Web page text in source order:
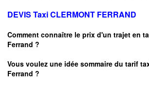
DEVIS Taxi CLERMONT FERRAND
Comment connaître le prix d'un trajet en
Ferrand ?
Vous voulez une idée sommaire du tarif
Ferrand ?